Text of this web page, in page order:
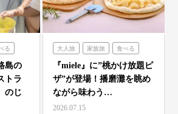
る
ラ
島の
トラ
のじ
レ
大人旅 家族旅 食べる
体験する ミエレ
『miele』に”桃かけ放題ピ
ザ”が登場！播磨灘を眺め
ながら味わう…
2026.07.15